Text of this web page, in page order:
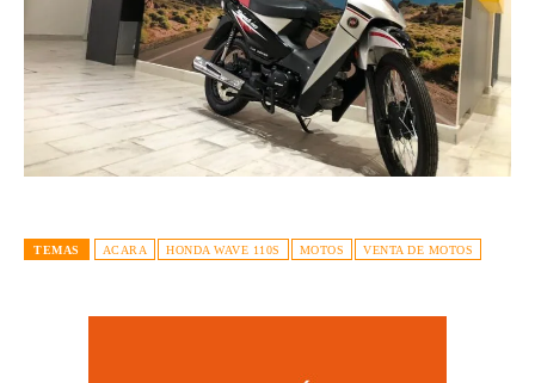
TEMAS ACARA HONDA WAVE 110S MOTOS VENTA DE MOTOS